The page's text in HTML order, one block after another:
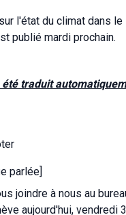
l'état du climat dans
publié mardi prochain.
été traduit
parlée]
joindre à nous au
aujourd'hui, vendredi